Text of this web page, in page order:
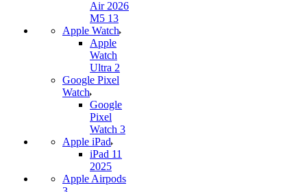
Air 2026
M5 13
Apple Watch
Apple
Watch
Ultra 2
Google Pixel
Watch
Google
Pixel
Watch 3
Apple iPad
iPad 11
2025
Apple Airpods